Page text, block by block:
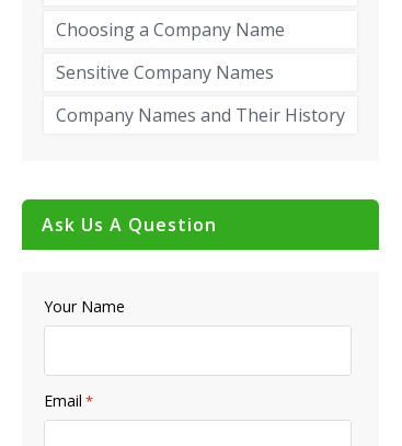
Choosing a Company Name
Sensitive Company Names
Company Names and Their History
Ask Us A Question
Your Name
Email *